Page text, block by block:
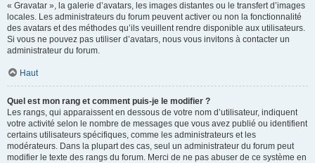
« Gravatar », la galerie d’avatars, les images distantes ou le transfert d’images
locales. Les administrateurs du forum peuvent activer ou non la fonctionnalité
des avatars et des méthodes qu’ils veuillent rendre disponible aux utilisateurs.
Si vous ne pouvez pas utiliser d’avatars, nous vous invitons à contacter un
administrateur du forum.
Haut
Quel est mon rang et comment puis-je le modifier ?
Les rangs, qui apparaissent en dessous de votre nom d’utilisateur, indiquent
votre activité selon le nombre de messages que vous avez publié ou identifient
certains utilisateurs spécifiques, comme les administrateurs et les
modérateurs. Dans la plupart des cas, seul un administrateur du forum peut
modifier le texte des rangs du forum. Merci de ne pas abuser de ce système en